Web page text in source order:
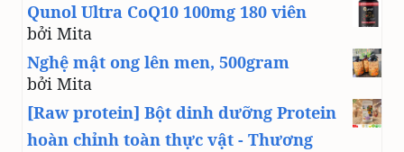
Qunol Ultra CoQ10 100mg 180 viên
bởi Mita
Nghệ mật ong lên men, 500gram
bởi Mita
[Raw protein] Bột dinh dưỡng Protein
hoàn chỉnh toàn thực vật - Thương